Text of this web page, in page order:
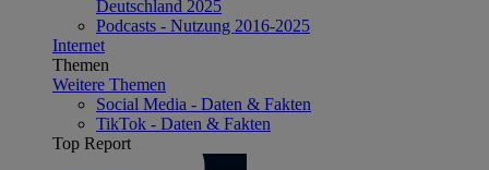
Deutschland 2025
Podcasts - Nutzung 2016-2025
Internet
Themen
Weitere Themen
Social Media - Daten & Fakten
TikTok - Daten & Fakten
Top Report